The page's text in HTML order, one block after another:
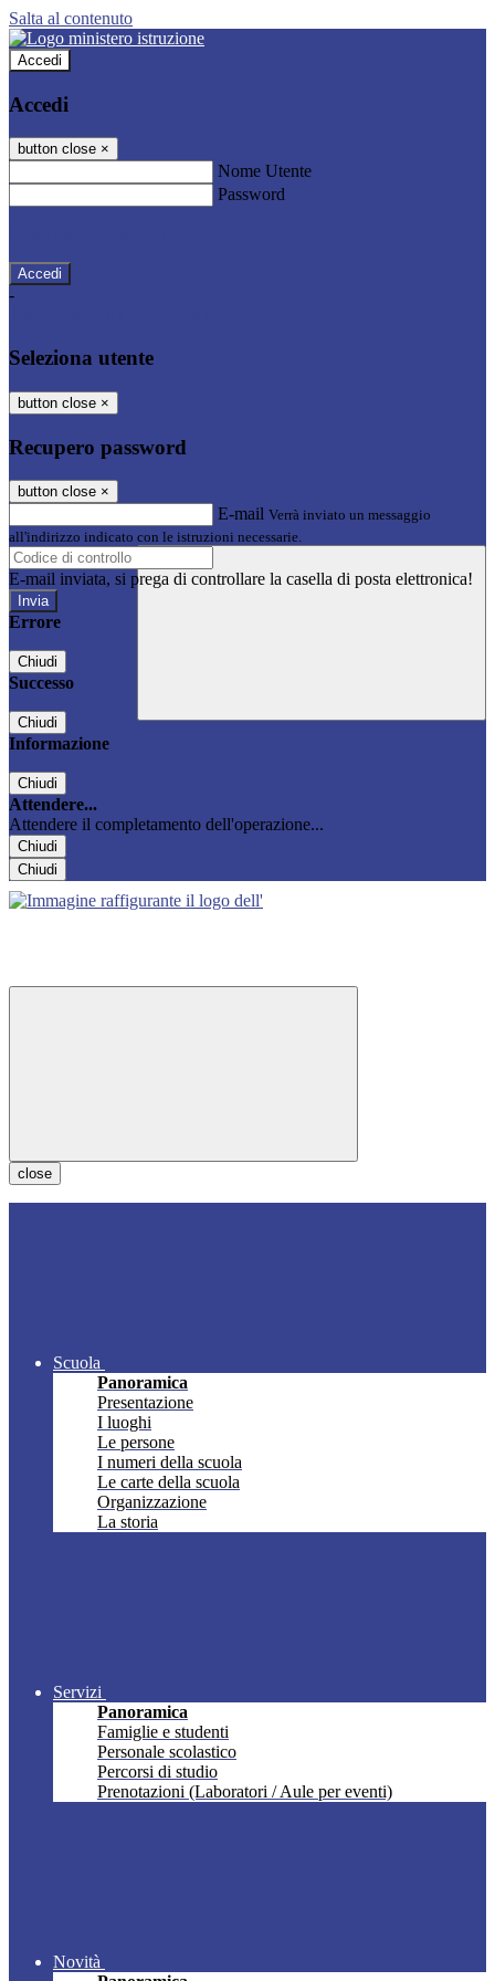
Salta al contenuto
Accedi
Accedi
button close ×
Nome Utente
Password
-
Seleziona utente
button close ×
Recupero password
button close ×
E-mail Verrà inviato un messaggio
all'indirizzo indicato con le istruzioni necessarie.
E-mail inviata, si prega di controllare la casella di posta elettronica!
Errore
Chiudi
Successo
Chiudi
Informazione
Chiudi
Attendere...
Attendere il completamento dell'operazione...
Chiudi
Chiudi
close
Scuola
Panoramica
Presentazione
I luoghi
Le persone
I numeri della scuola
Le carte della scuola
Organizzazione
La storia
Servizi
Panoramica
Famiglie e studenti
Personale scolastico
Percorsi di studio
Prenotazioni (Laboratori / Aule per eventi)
Novità